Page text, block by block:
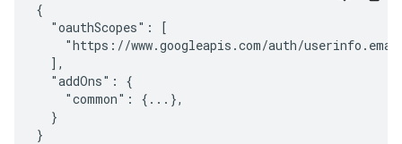
{
  "oauthScopes": [
"https://www.googleapis.com/auth/
  ],
  "addOns": {
    "common": {...},
  }
}